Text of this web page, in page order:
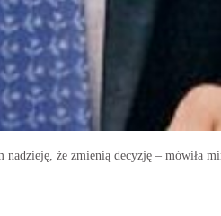
że zmienią decyzję – mówiła